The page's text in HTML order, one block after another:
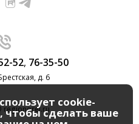
52, 76-35-50
д. 6
regionorel.ru
cookie-
чтобы сделать ваше